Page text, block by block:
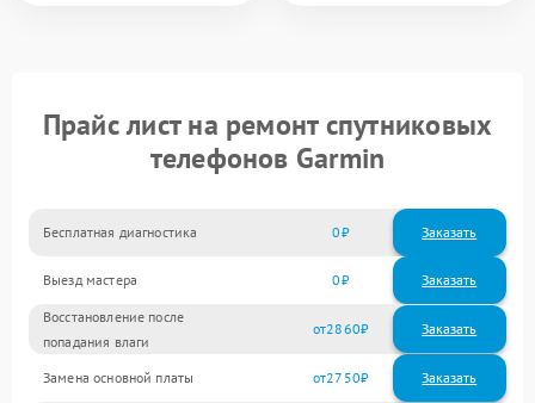
Прайс лист на ремонт спутниковых
телефонов Garmin
Бесплатная диагностика 0 Заказать
Выезд мастера 0 Заказать
Восстановление после
попадания влаги
2860
Замена основной платы 2750